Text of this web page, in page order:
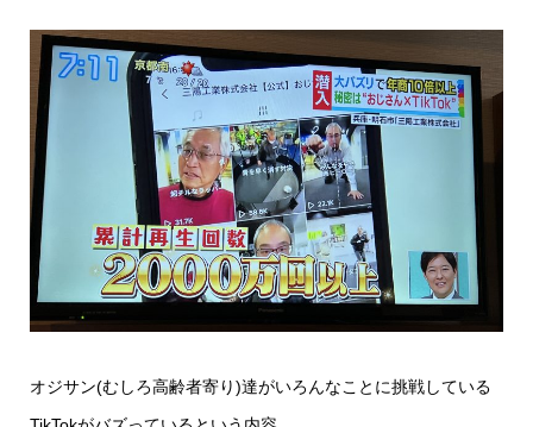
オジサン(むしろ高齢者寄り)達がいろんなことに挑戦している